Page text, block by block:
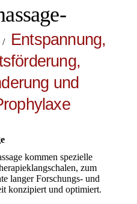
/
Entspannung,
und
kommen spezielle
zum
langer Forschungs- und
konzipiert und optimiert.